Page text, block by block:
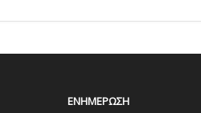
ΕΝΗΜΈΡΩΣΗ